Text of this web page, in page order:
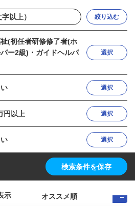
絞り込む
(初任者研修修了者(ホ
ー2級)・ガイドヘルパ
選択
選択
円以上 選択
選択
検索条件を保存
示